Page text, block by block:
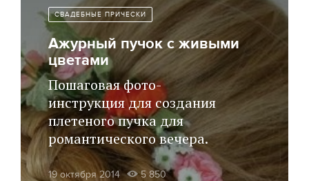
СВАДЕБНЫЕ ПРИЧЕСКИ
Ажурный пучок с живыми
цветами
Пошаговая фото-
инструкция для создания
плетеного пучка для
романтического вечера.
19 октября 2014 5 850